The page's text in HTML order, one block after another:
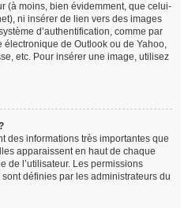
(à moins, bien évidemment, que celui-
ni insérer de lien vers des images
d’authentification, comme par
de Outlook ou de Yahoo,
etc. Pour insérer une image, utilisez
des informations très importantes que
apparaissent en haut de chaque
de l’utilisateur. Les permissions
définies par les administrateurs du